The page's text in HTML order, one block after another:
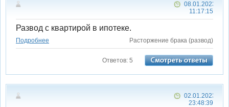
08.01.2023
11:17:15
Развод с квартирой в ипотеке.
Подробнее Расторжение брака (развод)
Ответов: 5
02.01.2023
23:48:39